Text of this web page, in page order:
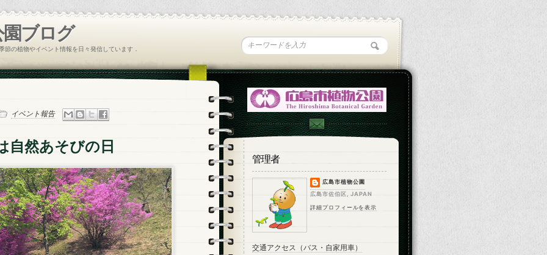
ブログ
の植物やイベント情報を日々発信しています．
イベント報告
自然あそびの日
管理者
広島市植物公園
広島市佐伯区, JAPAN
詳細プロフィールを表示
交通アクセス（バス・自家用車）